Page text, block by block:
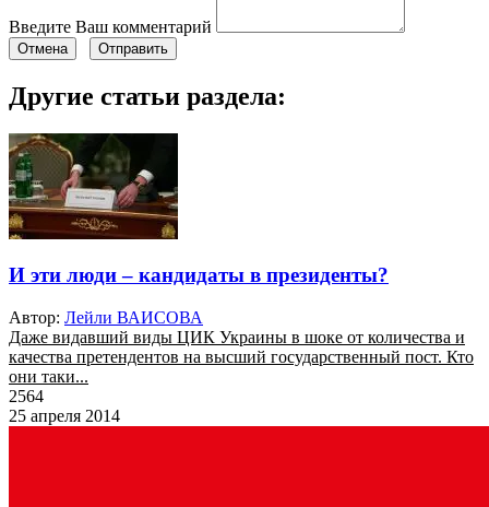
Введите Ваш комментарий
Отмена Отправить
Другие статьи раздела:
И эти люди – кандидаты в президенты?
Автор: Лейли ВАИСОВА
Даже видавший виды ЦИК Украины в шоке от количества и
качества претендентов на высший государственный пост. Кто
они таки...
2564
25 апреля 2014